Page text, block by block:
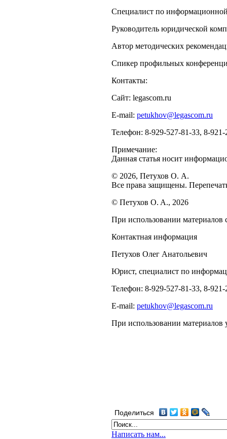
Специалист по
Руководитель юридической
Автор методических
Спикер профильных
Контакты:
Сайт: legascom.ru
E‑mail: petukhov@legascom.ru
Телефон: 8-929-527-81-33, 8-921-
Примечание:
Данная статья носит
© 2026, Петухов О. А.
Все права защищены.
© Петухов О. А., 2026
При использовании материалов
Контактная информация
Петухов Олег Анатольевич
Юрист, специалист по
Телефон: 8-929-527-81-33, 8-921-
E‑mail: petukhov@legascom.ru
При использовании материалов
Поделиться
Написать нам...